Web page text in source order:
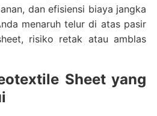
dan efisiensi biaya jangka
menaruh telur di atas pasir
risiko retak atau amblas
Sheet yang